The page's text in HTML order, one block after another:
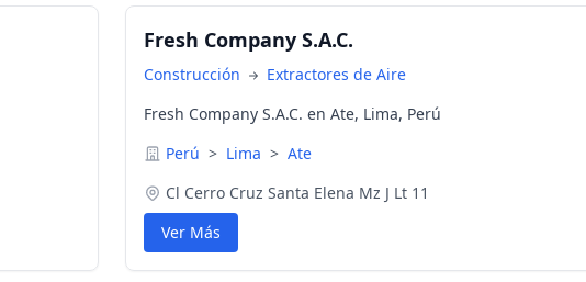
Fresh Company S.A.C.
Construcción
Extractores de Aire
Fresh Company S.A.C. en Ate, Lima, Perú
Perú > Lima > Ate
Cl Cerro Cruz Santa Elena Mz J Lt 11
Ver Más